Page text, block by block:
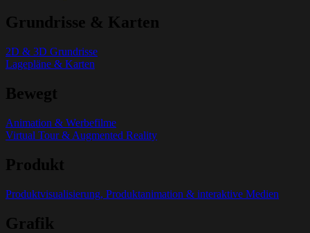
Grundrisse & Karten
2D & 3D Grundrisse
Lagepläne & Karten
Bewegt
Animation & Werbefilme
Virtual Tour & Augmented Reality
Produkt
Produktvisualisierung, Produktanimation & interaktive Medien
Grafik